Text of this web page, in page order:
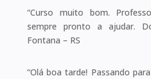
“Curso muito bom.
sempre pronto a ajudar.
Fontana – RS
“Olá boa tarde! Passando